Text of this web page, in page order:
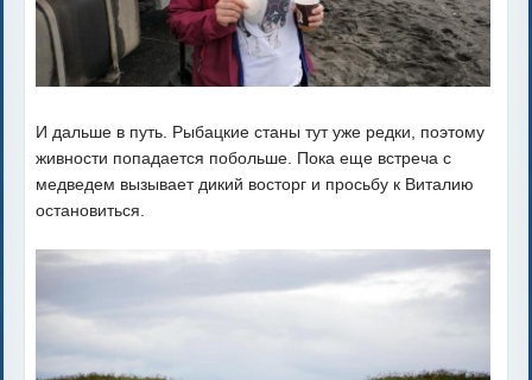
И дальше в путь. Рыбацкие станы тут уже редки, поэтому
живности попадается побольше. Пока еще встреча с
медведем вызывает дикий восторг и просьбу к Виталию
остановиться.